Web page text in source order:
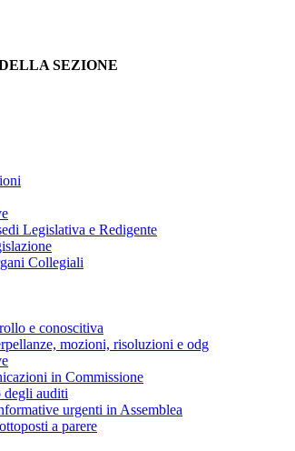
SEZIONE
Legislativa e Redigente
Collegiali
e conoscitiva
mozioni, risoluzioni e odg
in Commissione
degli auditi
urgenti in Assemblea
a parere